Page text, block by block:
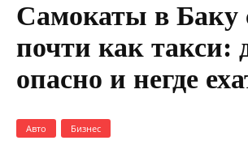
Самокаты в Баку
почти как такси:
опасно и негде
Авто Бизнес